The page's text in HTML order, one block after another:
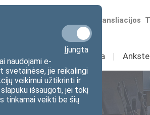
Įjungta
naudojami e-
svetainėse, jie reikalingi
veikimui užtikrinti ir
išsaugoti, jei tokį
tinkamai veikti be šių
Numatomos transliacijos
Sudėtis Veikla I
Pirmininkas